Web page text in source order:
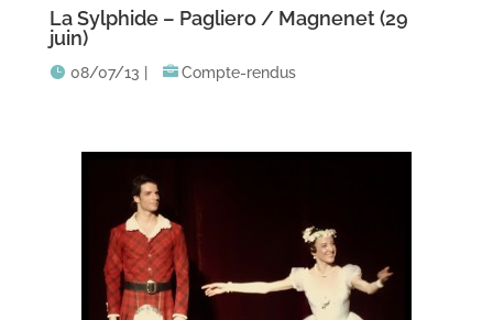
La Sylphide – Pagliero / Magnenet (29
juin)
08/07/13 Compte-rendus